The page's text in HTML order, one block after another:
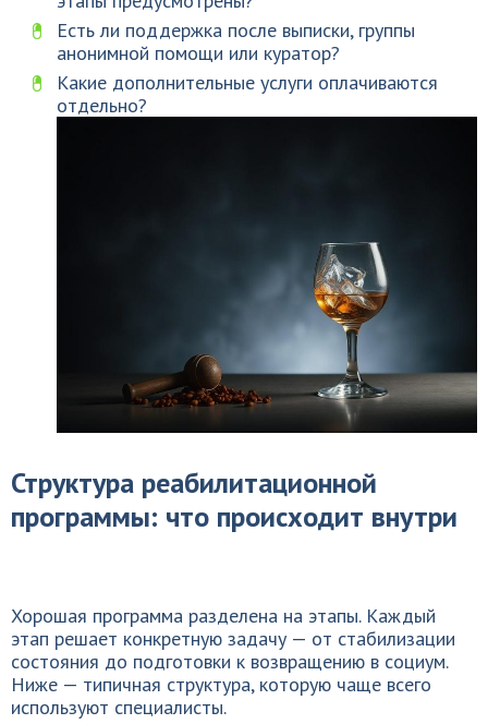
Есть ли поддержка после выписки, группы
анонимной помощи или куратор?
Какие дополнительные услуги оплачиваются
отдельно?
Структура реабилитационной
программы: что происходит внутри
Хорошая программа разделена на этапы. Каждый
этап решает конкретную задачу — от стабилизации
состояния до подготовки к возвращению в социум.
Ниже — типичная структура, которую чаще всего
используют специалисты.